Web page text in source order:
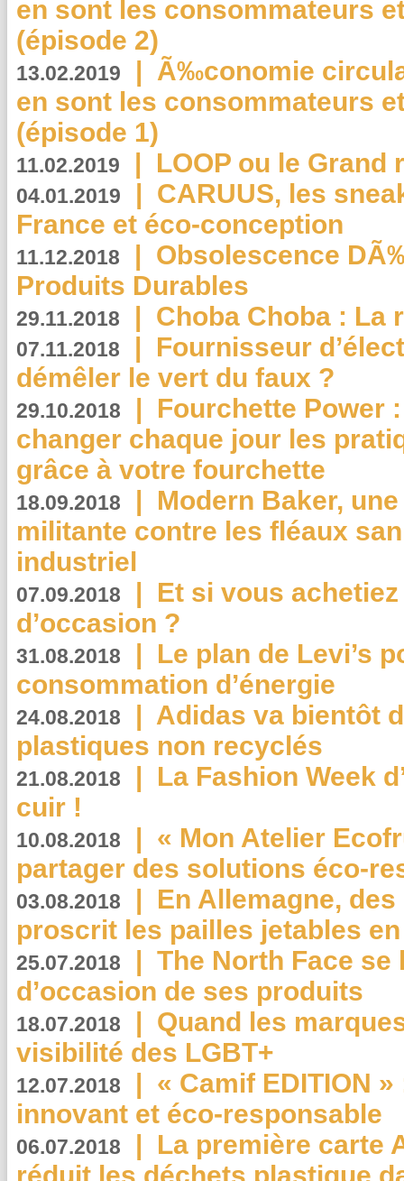
en sont les consommateurs
(épisode 2)
13.02.2019 | Ã‰conomie
en sont les consommateurs
(épisode 1)
11.02.2019 | LOOP ou le Grand
04.01.2019 | CARUUS, les
France et éco-conception
11.12.2018 | Obsolescence
Produits Durables
29.11.2018 | Choba Choba : La
07.11.2018 | Fournisseur
démêler le vert du faux ?
29.10.2018 | Fourchette Power
changer chaque jour les
grâce à votre fourchette
18.09.2018 | Modern Baker,
militante contre les fléaux
industriel
07.09.2018 | Et si vous
d’occasion ?
31.08.2018 | Le plan de Levi’s
consommation d’énergie
24.08.2018 | Adidas va bientôt
plastiques non recyclés
21.08.2018 | La Fashion Week
cuir !
10.08.2018 | « Mon Atelier
partager des solutions éco-
03.08.2018 | En Allemagne,
proscrit les pailles jetables
25.07.2018 | The North Face se
d’occasion de ses produits
18.07.2018 | Quand les
visibilité des LGBT+
12.07.2018 | « Camif EDITION
innovant et éco-responsable
06.07.2018 | La première carte